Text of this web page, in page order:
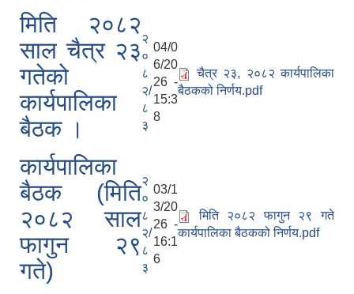
मिति २०८२
साल चैत्र २३
गतेको
कार्यपालिका
बैठक ।
२
०
८
२/
८
३
04/0
6/20
26 -
15:3
8
चैत्र २३, २०८२ कार्यपालिका
बैठकको निर्णय.pdf
कार्यपालिका
बैठक (मिति
२०८२ साल
फागुन २९
गते)
२
०
८
२/
८
३
03/1
3/20
26 -
16:1
6
मिति २०८२ फागुन २९ गते
कार्यपालिका बैठकको निर्णय.pdf